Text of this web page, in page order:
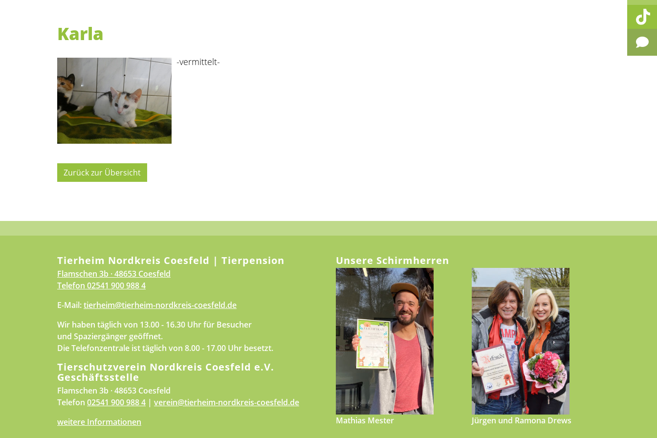
Karla
-vermittelt-
Zurück zur Übersicht
Tierheim Nordkreis Coesfeld | Tierpension
Flamschen 3b · 48653 Coesfeld
Telefon 02541 900 988 4
E-Mail:tierheim@tierheim-nordkreis-coesfeld.de
Wir haben täglich von 13.00 - 16.30 Uhr für Besucher
und Spaziergänger geöffnet.
Die Telefonzentrale ist täglich von 8.00 - 17.00 Uhr besetzt.
Tierschutzverein Nordkreis Coesfeld e.V.
Geschäftsstelle
Flamschen 3b · 48653 Coesfeld
Telefon 02541 900 988 4 | verein@tierheim-nordkreis-coesfeld.de
weitere Informationen
Unsere Schirmherren
Mathias Mester Jürgen und Ramona Drews